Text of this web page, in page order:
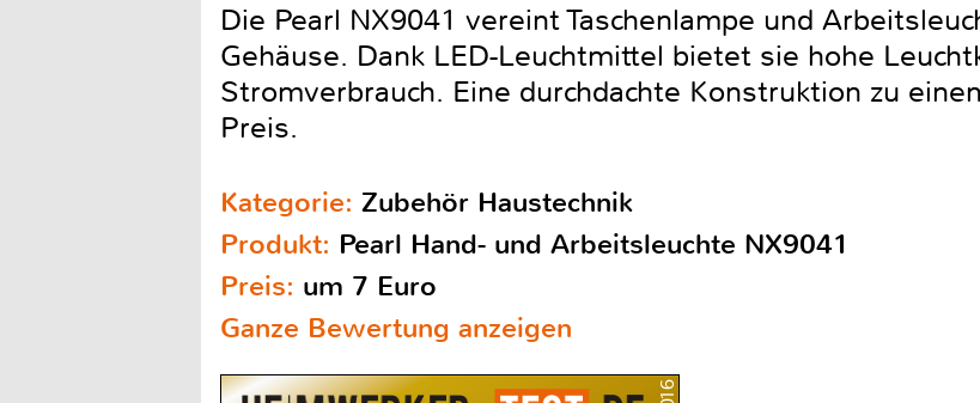
Die Pearl NX9041 vereint Taschenlampe und
Gehäuse. Dank LED-Leuchtmittel bietet sie hohe
Stromverbrauch. Eine durchdachte Konstruktion zu
Preis.
Kategorie: Zubehör Haustechnik
Produkt: Pearl Hand- und Arbeitsleuchte NX9041
Preis: um 7 Euro
Ganze Bewertung anzeigen